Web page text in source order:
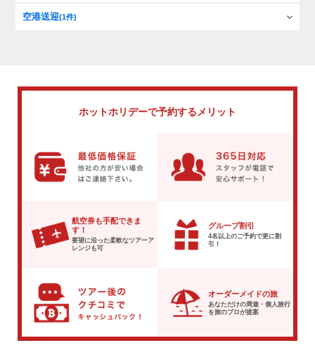
空港送迎(1件)
ホットホリデーで予約するメリット
航空券も手配できま
す！
要望に沿った柔軟なツアーア
レンジも可
グループ割引
4名以上のご予約で更に割
引！
オーダーメイドの旅
あなただけの周遊・個人旅行
を旅のプロが提案